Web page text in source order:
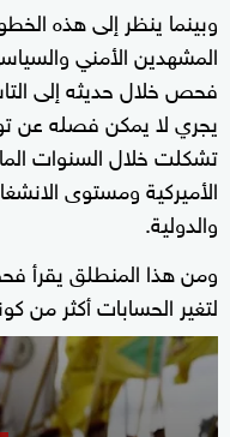
وبينما ينظر إلى هذه
المشهدين الأمني
فحص خلال حديثه إلى
يجري لا يمكن فصله عن
تشكلت خلال السنوات
الأميركية ومستوى
والدولية.
ومن هذا المنطلق يقرأ
لتغير الحسابات أكثر من